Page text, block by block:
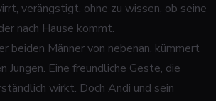
verängstigt, ohne zu wissen, ob seine
nach Hause kommt.
beiden Männer von nebenan, kümmert
Jungen. Eine freundliche Geste, die
wirkt. Doch Andi und sein